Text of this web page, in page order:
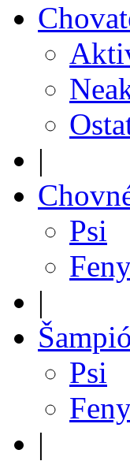
|
Psi
|
Psi
|